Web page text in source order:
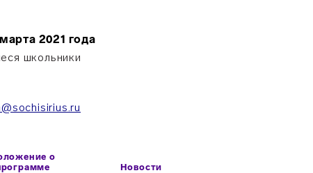
2021 года
школьники
о
Новости